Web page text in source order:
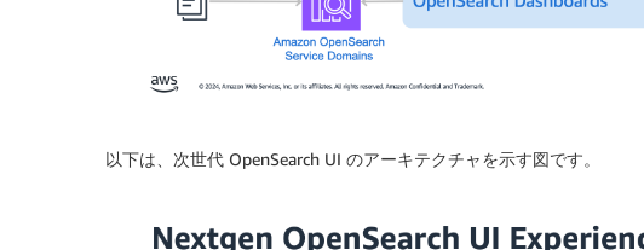
以下は、次世代 OpenSearch UI のアーキテクチャを示す図です。